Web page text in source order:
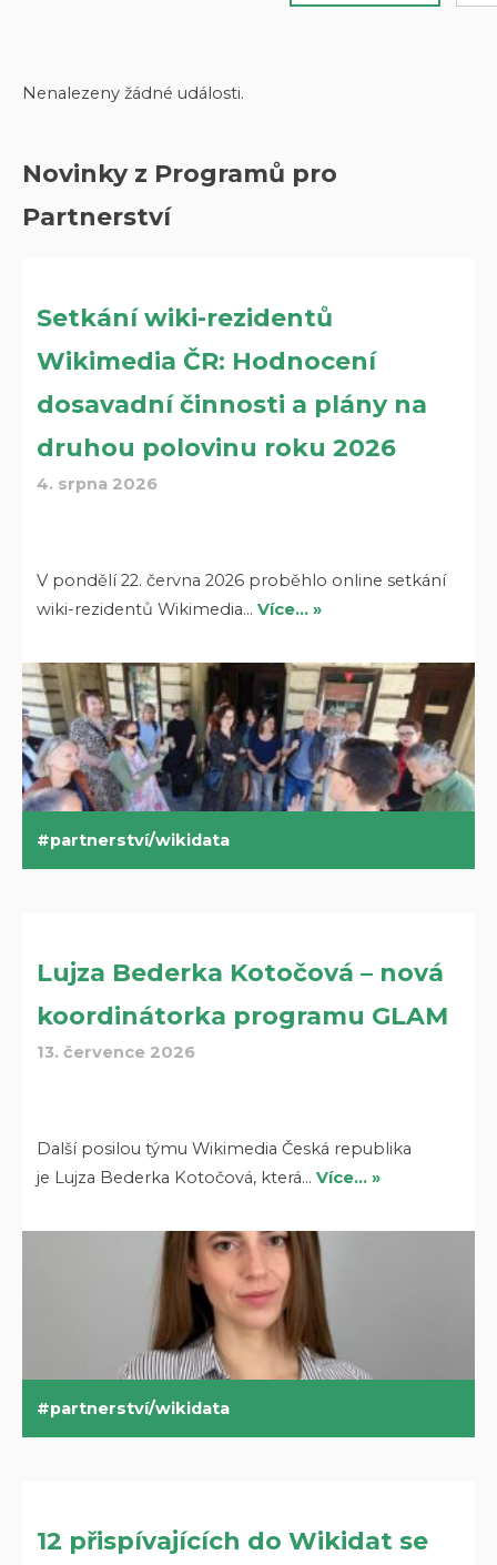
Nenalezeny žádné události.
Novinky z Programů pro
Partnerství
Setkání wiki-rezidentů
Wikimedia ČR: Hodnocení
dosavadní činnosti a plány na
druhou polovinu roku 2026
4. srpna 2026
V pondělí 22. června 2026 proběhlo online setkání
wiki-rezidentů Wikimedia…Více… »
partnerství/wikidata
Lujza Bederka Kotočová – nová
koordinátorka programu GLAM
13. července 2026
Další posilou týmu Wikimedia Česká republika
je Lujza Bederka Kotočová, která…Více… »
partnerství/wikidata
12 přispívajících do Wikidat se